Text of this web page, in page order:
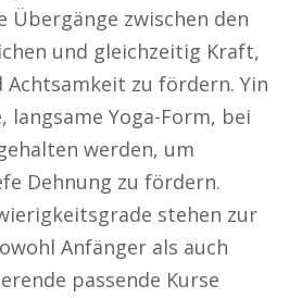
Übergänge zwischen den
und gleichzeitig Kraft,
Achtsamkeit zu fördern. Yin
langsame Yoga-Form, bei
werden, um
Dehnung zu fördern.
stehen zur
Anfänger als auch
passende Kurse